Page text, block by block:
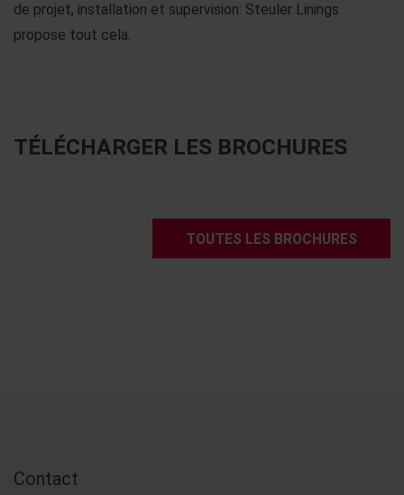
de projet, installation et supervision: Steuler Linings
propose tout cela.
TÉLÉCHARGER LES BROCHURES
TOUTES LES BROCHURES
Contact